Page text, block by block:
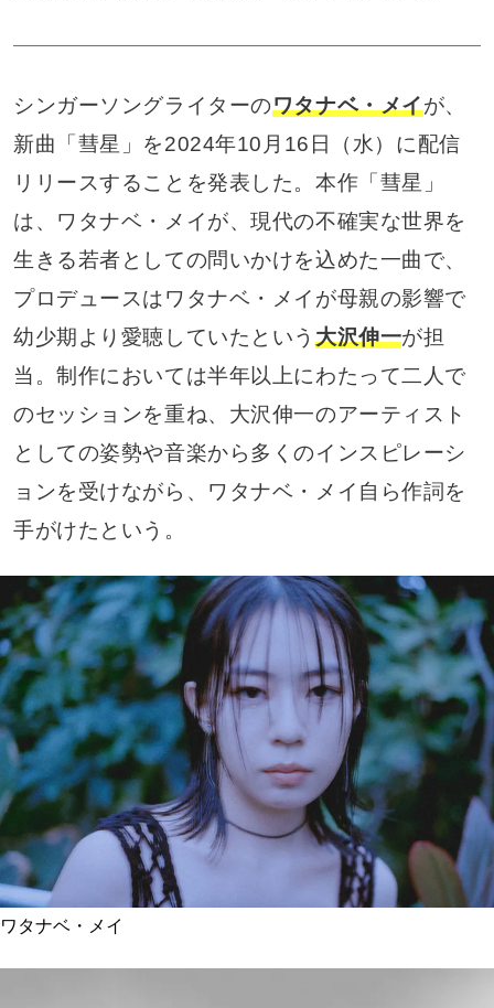
シンガーソングライターのワタナベ・メイが、
新曲「彗星」を2024年10月16日（水）に配信
リリースすることを発表した。本作「彗星」
は、ワタナベ・メイが、現代の不確実な世界を
生きる若者としての問いかけを込めた一曲で、
プロデュースはワタナベ・メイが母親の影響で
幼少期より愛聴していたという 大沢伸一が担
当。制作においては半年以上にわたって二人で
のセッションを重ね、大沢伸一のアーティスト
としての姿勢や音楽から多くのインスピレーシ
ョンを受けながら、ワタナベ・メイ自ら作詞を
手がけたという。
ワタナベ・メイ